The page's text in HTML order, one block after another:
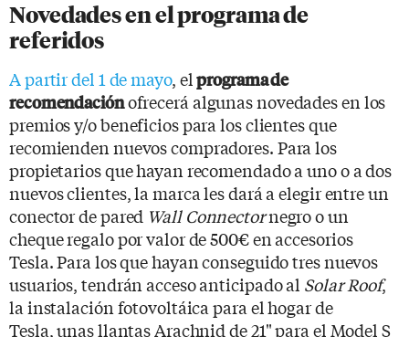
Novedades en el programa de
referidos
A partir del 1 de mayo, elprograma de
recomendaciónofrecerá algunas novedades en los
premios y/o beneficios para los clientes que
recomienden nuevos compradores. Para los
propietarios que hayan recomendado a uno o a dos
nuevos clientes, la marca les dará a elegir entre un
conector de pared Wall Connectornegro o un
cheque regalo por valor de 500€ en accesorios
Tesla. Para los que hayan conseguido tres nuevos
usuarios, tendrán acceso anticipado al Solar Roof,
la instalación fotovoltáica para el hogar de
Tesla, unas llantas Arachnid de 21" para el Model S